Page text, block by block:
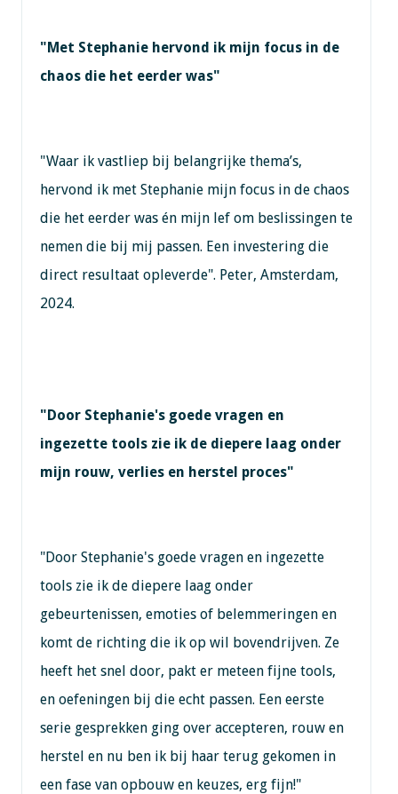
"Met Stephanie hervond ik mijn focus in de
chaos die het eerder was"
"Waar ik vastliep bij belangrijke thema’s,
hervond ik met Stephanie mijn focus in de chaos
die het eerder was én mijn lef om beslissingen te
nemen die bij mij passen. Een investering die
direct resultaat opleverde". Peter, Amsterdam,
2024.
"Door Stephanie's goede vragen en
ingezette tools zie ik de diepere laag onder
mijn rouw, verlies en herstel proces"
"Door Stephanie's goede vragen en ingezette
tools zie ik de diepere laag onder
gebeurtenissen, emoties of belemmeringen en
komt de richting die ik op wil bovendrijven. Ze
heeft het snel door, pakt er meteen fijne tools,
en oefeningen bij die echt passen. Een eerste
serie gesprekken ging over accepteren, rouw en
herstel en nu ben ik bij haar terug gekomen in
een fase van opbouw en keuzes, erg fijn!"